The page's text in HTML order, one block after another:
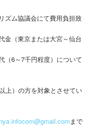
ズム協議会にて費用負担致
金（東京または大宮～仙台
（6～7千円程度）について
上）の方を対象とさせてい
まで